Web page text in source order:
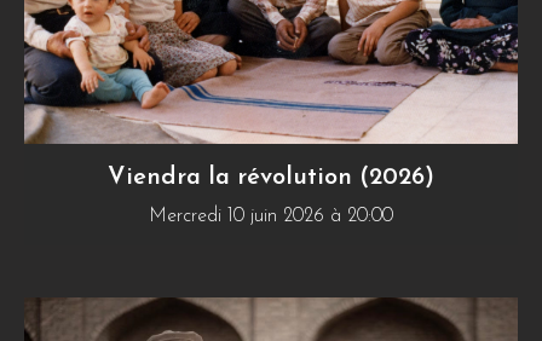
Viendra la révolution (2026)
Mercredi 10 juin 2026 à 20:00